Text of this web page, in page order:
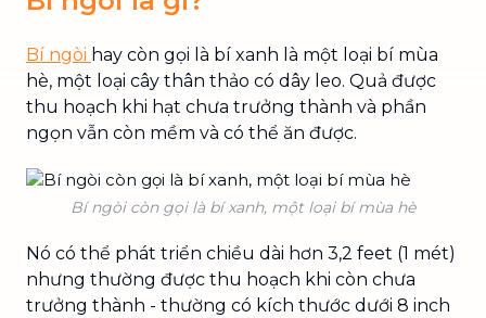
Bí ngòi hay còn gọi là bí xanh là một loại bí mùa
hè, một loại cây thân thảo có dây leo. Quả được
thu hoạch khi hạt chưa trưởng thành và phần
ngọn vẫn còn mềm và có thể ăn được.
Bí ngòi còn gọi là bí xanh, một loại bí mùa hè
Nó có thể phát triển chiều dài hơn 3,2 feet (1 mét)
nhưng thường được thu hoạch khi còn chưa
trưởng thành - thường có kích thước dưới 8 inch